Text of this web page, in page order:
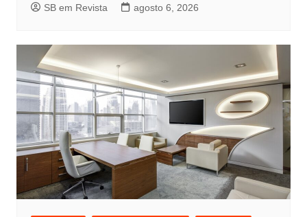
SB em Revista agosto 6, 2026